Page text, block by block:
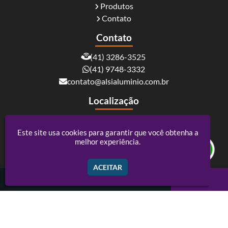
Produtos
Contato
Contato
(41) 3286-3525
(41) 9748-3332
contato@alsialuminio.com.br
Localização
Curitiba / PR - CEP: 81730-060
Este site usa cookies para garantir que você obtenha a
melhor experiência.
ACEITAR